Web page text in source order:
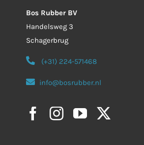
Bos Rubber BV
Handelsweg 3
Schagerbrug
(+31) 224-571468
info@bosrubber.nl